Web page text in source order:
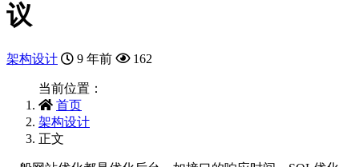
议
架构设计 9 年前 162
当前位置：
首页
架构设计
正文